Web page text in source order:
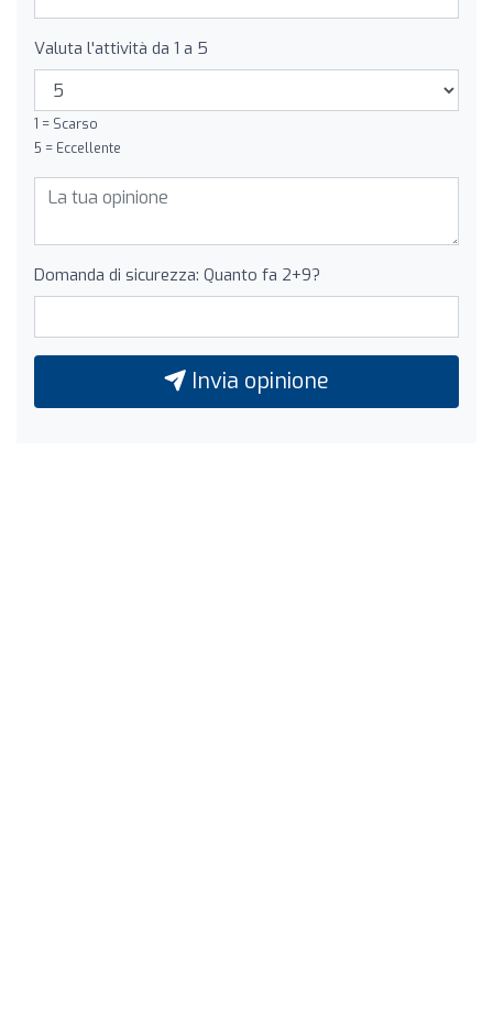
Valuta l'attività da 1 a 5
1 = Scarso
5 = Eccellente
Domanda di sicurezza: Quanto fa 2+9?
Invia opinione